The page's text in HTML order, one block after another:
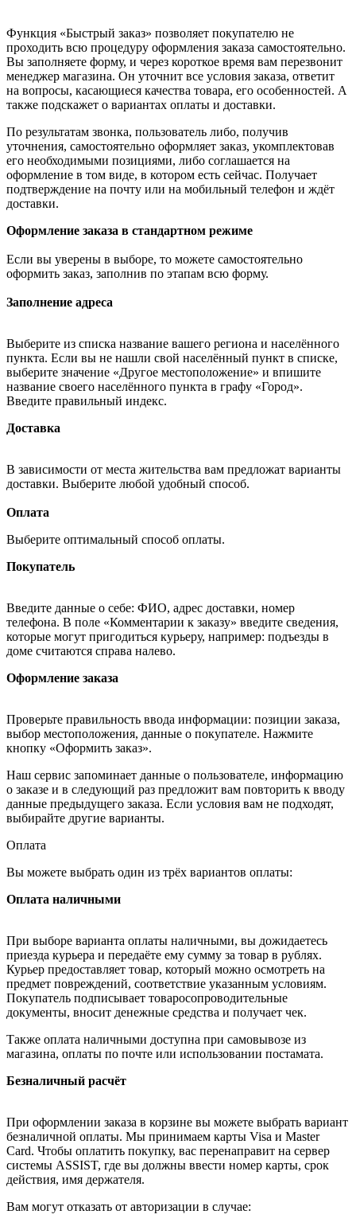
Функция «Быстрый заказ» позволяет покупателю не
проходить всю процедуру оформления заказа самостоятельно.
Вы заполняете форму, и через короткое время вам перезвонит
менеджер магазина. Он уточнит все условия заказа, ответит
на вопросы, касающиеся качества товара, его особенностей. А
также подскажет о вариантах оплаты и доставки.
По результатам звонка, пользователь либо, получив
уточнения, самостоятельно оформляет заказ, укомплектовав
его необходимыми позициями, либо соглашается на
оформление в том виде, в котором есть сейчас. Получает
подтверждение на почту или на мобильный телефон и ждёт
доставки.
Оформление заказа в стандартном режиме
Если вы уверены в выборе, то можете самостоятельно
оформить заказ, заполнив по этапам всю форму.
Заполнение адреса
Выберите из списка название вашего региона и населённого
пункта. Если вы не нашли свой населённый пункт в списке,
выберите значение «Другое местоположение» и впишите
название своего населённого пункта в графу «Город».
Введите правильный индекс.
Доставка
В зависимости от места жительства вам предложат варианты
доставки. Выберите любой удобный способ.
Оплата
Выберите оптимальный способ оплаты.
Покупатель
Введите данные о себе: ФИО, адрес доставки, номер
телефона. В поле «Комментарии к заказу» введите сведения,
которые могут пригодиться курьеру, например: подъезды в
доме считаются справа налево.
Оформление заказа
Проверьте правильность ввода информации: позиции заказа,
выбор местоположения, данные о покупателе. Нажмите
кнопку «Оформить заказ».
Наш сервис запоминает данные о пользователе, информацию
о заказе и в следующий раз предложит вам повторить к вводу
данные предыдущего заказа. Если условия вам не подходят,
выбирайте другие варианты.
Оплата
Вы можете выбрать один из трёх вариантов оплаты:
Оплата наличными
При выборе варианта оплаты наличными, вы дожидаетесь
приезда курьера и передаёте ему сумму за товар в рублях.
Курьер предоставляет товар, который можно осмотреть на
предмет повреждений, соответствие указанным условиям.
Покупатель подписывает товаросопроводительные
документы, вносит денежные средства и получает чек.
Также оплата наличными доступна при самовывозе из
магазина, оплаты по почте или использовании постамата.
Безналичный расчёт
При оформлении заказа в корзине вы можете выбрать вариант
безналичной оплаты. Мы принимаем карты Visa и Master
Card. Чтобы оплатить покупку, вас перенаправит на сервер
системы ASSIST, где вы должны ввести номер карты, срок
действия, имя держателя.
Вам могут отказать от авторизации в случае: